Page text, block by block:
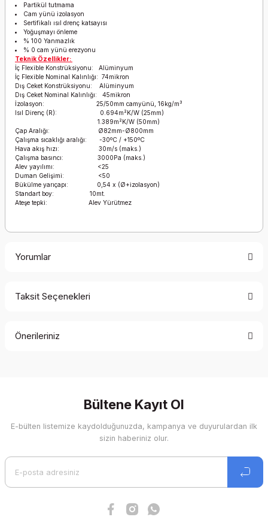
Partikül tutmama
Cam yünü izolasyon
Sertifikalı ısıl drenç katsayısı
Yoğuşmayı önleme
% 100 Yanmazlık
% 0 cam yünü erezyonu
Teknik Özellikler:
İç Flexible Konstrüksiyonu: Alüminyum
İç Flexible Nominal Kalınlığı: 74mikron
Dış Ceket Konstrüksiyonu: Alüminyum
Dış Ceket Nominal Kalınlığı: 45mikron
İzolasyon: 25/50mm camyünü, 16kg/m³
Isıl Direnç (R): 0.694m²K/W (25mm)
1.389m²K/W (50mm)
Çap Aralığı: Ø82mm-Ø800mm
Çalışma sıcaklığı aralığı: -30ºC / +150ºC
Hava akış hızı: 30m/s (maks.)
Çalışma basıncı: 3000Pa (maks.)
Alev yayılımı: <25
Duman Gelişimi: <50
Bükülme yarıçapı: 0,54 x (Ø+izolasyon)
Standart boy: 10mt.
Ateşe tepki: Alev Yürütmez
Yorumlar
Taksit Seçenekleri
Önerileriniz
Görüş ve önerileriniz için teşekkür ederiz.
Ürün resmi kalitesiz, bozuk veya görüntülenemiyor.
Bültene Kayıt Ol
E-bülten listemize kaydolduğunuzda, kampanya ve duyurulardan ilk
sizin haberiniz olur.